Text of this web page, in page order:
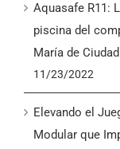
Aquasafe R11:
piscina del
María de Ciudad
11/23/2022
Elevando el
Modular que